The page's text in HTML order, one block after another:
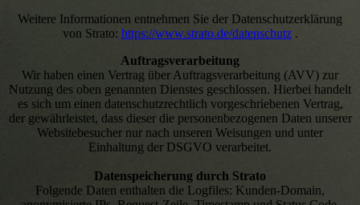
Weitere Informationen entnehmen Sie der Datenschutzerklärung
von Strato: https://www.strato.de/datenschutz.
Auftragsverarbeitung
Wir haben einen Vertrag über Auftragsverarbeitung (AVV) zur
Nutzung des oben genannten Dienstes geschlossen. Hierbei handelt
es sich um einen datenschutzrechtlich vorgeschriebenen Vertrag,
der gewährleistet, dass dieser die personenbezogenen Daten unserer
Websitebesucher nur nach unseren Weisungen und unter
Einhaltung der DSGVO verarbeitet.
Datenspeicherung durch Strato
Folgende Daten enthalten die Logfiles: Kunden-Domain,